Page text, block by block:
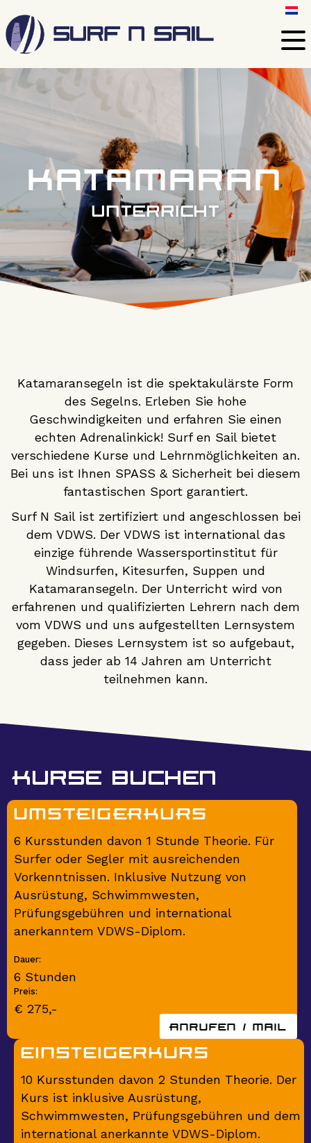
katamaran
unterricht
Katamaransegeln ist die spektakulärste Form
des Segelns. Erleben Sie hohe
Geschwindigkeiten und erfahren Sie einen
echten Adrenalinkick! Surf en Sail bietet
verschiedene Kurse und Lehrnmöglichkeiten an.
Bei uns ist Ihnen SPASS & Sicherheit bei diesem
fantastischen Sport garantiert.
Surf N Sail ist zertifiziert und angeschlossen bei
dem VDWS. Der VDWS ist international das
einzige führende Wassersportinstitut für
Windsurfen, Kitesurfen, Suppen und
Katamaransegeln. Der Unterricht wird von
erfahrenen und qualifizierten Lehrern nach dem
vom VDWS und uns aufgestellten Lernsystem
gegeben. Dieses Lernsystem ist so aufgebaut,
dass jeder ab 14 Jahren am Unterricht
teilnehmen kann.
Kurse buchen
UMSTEIGERKURS
6 Kursstunden davon 1 Stunde Theorie. Für
Surfer oder Segler mit ausreichenden
Vorkenntnissen. Inklusive Nutzung von
Ausrüstung, Schwimmwesten,
Prüfungsgebühren und international
anerkanntem VDWS-Diplom.
Dauer:
6 Stunden
Preis:
€ 275,-
Anrufen / mail
einsteigerkurs
10 Kursstunden davon 2 Stunden Theorie. Der
Kurs ist inklusive Ausrüstung,
Schwimmwesten, Prüfungsgebühren und dem
international anerkannte VDWS-Diplom.